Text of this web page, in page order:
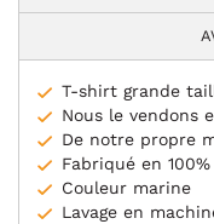
T-shirt grande
Nous le vendons
De notre propre
Fabriqué en
Couleur marine
Lavage en